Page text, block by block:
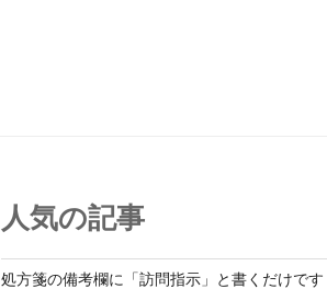
人気の記事
処方箋の備考欄に「訪問指示」と書くだけです